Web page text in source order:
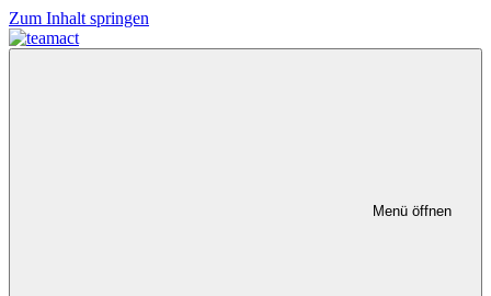
Zum Inhalt springen
Menü öffnen